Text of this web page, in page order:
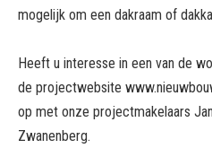
mogelijk om een dakraam of
Heeft u interesse in een van de
de projectwebsite
op met onze projectmakelaars
Zwanenberg.